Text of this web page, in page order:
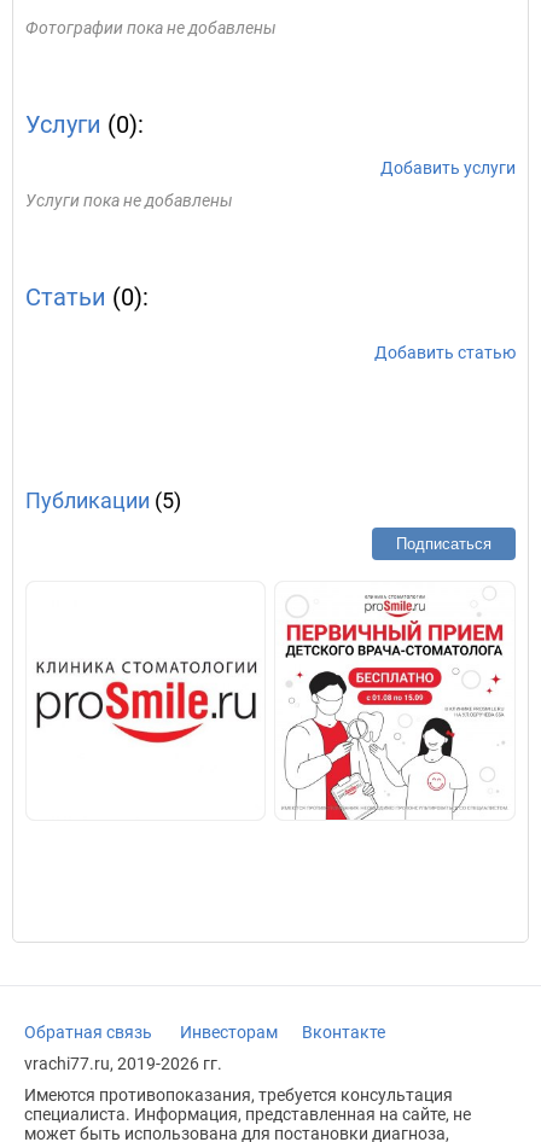
Фотографии пока не добавлены
Услуги (0):
Добавить услуги
Услуги пока не добавлены
Статьи (0):
Добавить статью
Публикации (5)
Подписаться
Обратная связь Инвесторам
Вконтакте
vrachi77.ru, 2019-2026 гг.
Имеются противопоказания, требуется консультация
специалиста. Информация, представленная на сайте, не
может быть использована для постановки диагноза,